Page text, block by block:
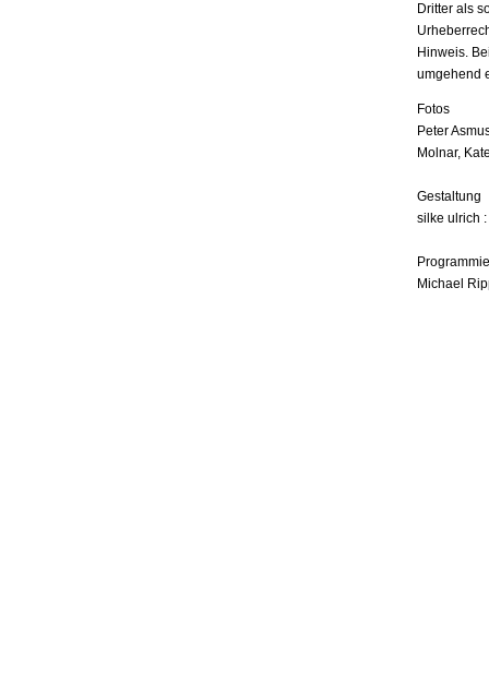
Dritter als
Hinweis.
umgehend
Fotos
Peter
Molnar,
Gestaltung
silke ulrich
Michael